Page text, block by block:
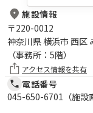
施設情報
〒220-0012
神奈川県 横浜市 西区
（事務所：5階）
アクセス情報を共有
電話番号
045-650-6701（施設